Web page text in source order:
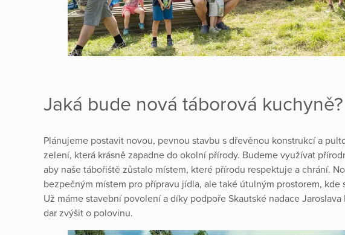
Jaká bude nová táborová kuchyně?
Plánujeme postavit novou, pevnou stavbu s dřevěnou konstrukcí a
zelení, která krásně zapadne do okolní přírody. Budeme využívat
aby naše tábořiště zůstalo místem, které přírodu respektuje a chrání.
bezpečným místem pro přípravu jídla, ale také útulným prostorem, kde
Už máme stavební povolení a díky podpoře Skautské nadace
dar zvýšit o polovinu.